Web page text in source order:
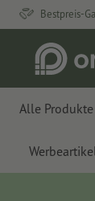
Bestpreis-
Alle Produkte